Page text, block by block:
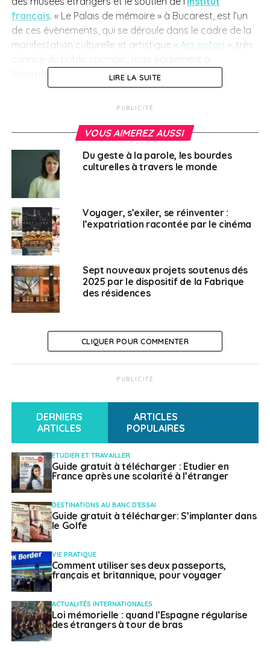
français. « Le Palais de mémoire » à Bucarest, est l’un
de ces évènements, qui se déroule dans le cadre de la
manifestation culturelle et artistique « Art safari », très
jusqu’au 14 mai, au palais Dacia-Romania, et accueille
dix artistes ou duos d’artistes distingués par le Prix
Marcel Duchamp :
Farah Atassi, Michel Blazy, Katinka Bock, Mircea
Cantor, Clément Cogitore, Daniel Dewar &
Grégory Gicquel, Joana Hadjithomas & Khalil
Joreige, Enrique Ramírez, Thu-Van Tran et
Tatiana Trouvé.
SUJETS ASSOCIÉS: ART CULTURE
FEATURED
INSTITUT FRANÇAIS
MUSÉES ROUMANIE
A SUIVRE
entreprises fait son retour les 6 et 7 juillet 2023
NE RATEZ PAS
Erasmus+: le label européen des langues revient
avec une nouvelle thématique
Weena Truscelli
LIRE LA SUITE
PUBLICITÉ
VOUS AIMEREZ AUSSI
Du geste à la parole, les bourdes
culturelles à travers le monde
Voyager, s’exiler, se réinventer :
l’expatriation racontée par le cinéma
Sept nouveaux projets soutenus dés
2025 par le dispositif de la Fabrique
des résidences
CLIQUER POUR COMMENTER
PUBLICITÉ
DERNIERS
ARTICLES
ARTICLES
POPULAIRES
ETUDIER ET TRAVAILLER
Guide gratuit à télécharger : Etudier en
France après une scolarité à l’étranger
DESTINATIONS AU BANC D'ESSAI
Guide gratuit à télécharger: S’implanter dans
le Golfe
VIE PRATIQUE
Comment utiliser ses deux passeports,
français et britannique, pour voyager
ACTUALITÉS INTERNATIONALES
Loi mémorielle : quand l’Espagne régularise
des étrangers à tour de bras